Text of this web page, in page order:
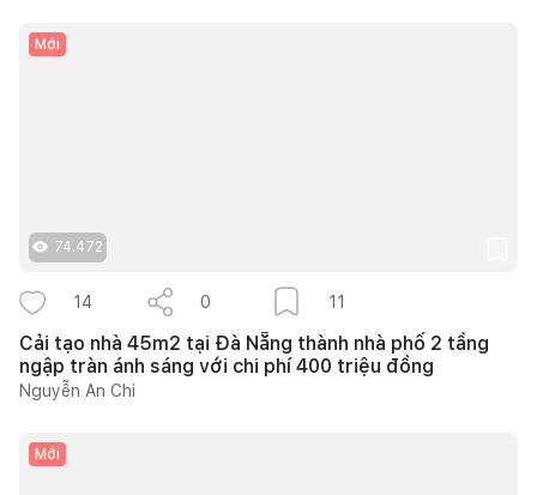
Mới
74.472
14 0 11
Cải tạo nhà 45m2 tại Đà Nẵng thành nhà phố 2 tầng
ngập tràn ánh sáng với chi phí 400 triệu đồng
Nguyễn An Chi
Mới